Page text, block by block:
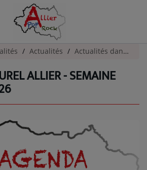
- ALLIER
Actualités Actualités dans l'Allier
ALLIER - SEMAINE